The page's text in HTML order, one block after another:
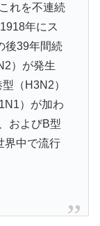
れを不連続
年にス
後39年間続
）が発生
（H3N2）
）が加わ
およびB型
界中で流行